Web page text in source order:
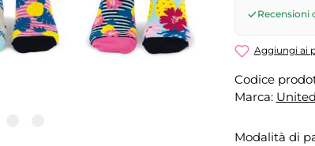
Recensioni
Aggiungi ai
Codice
Marca:
Modalità di